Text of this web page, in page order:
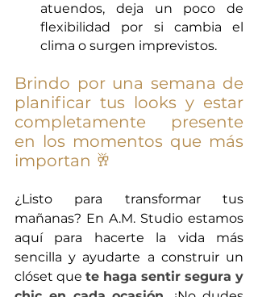
atuendos, deja un poco de
flexibilidad por si cambia el
clima o surgen imprevistos.
Brindo por una semana de
planificar tus looks y estar
completamente presente
en los momentos que más
importan 🥂
¿Listo para transformar tus
mañanas? En A.M. Studio estamos
aquí para hacerte la vida más
sencilla y ayudarte a construir un
clóset que te haga sentir segura y